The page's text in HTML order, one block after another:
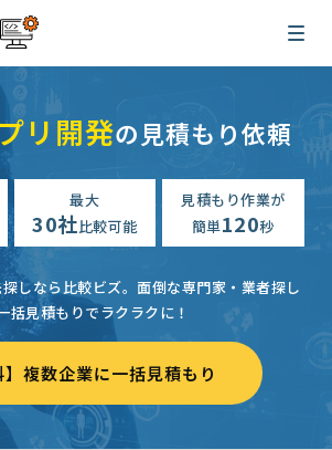
リ開発の見積もり依頼
最大
30社比較可能
見積もり作業が
簡単120秒
しなら比較ビズ。 面倒な専門家・業者探し
括見積もりでラクラクに！
】複数企業に一括見積もり